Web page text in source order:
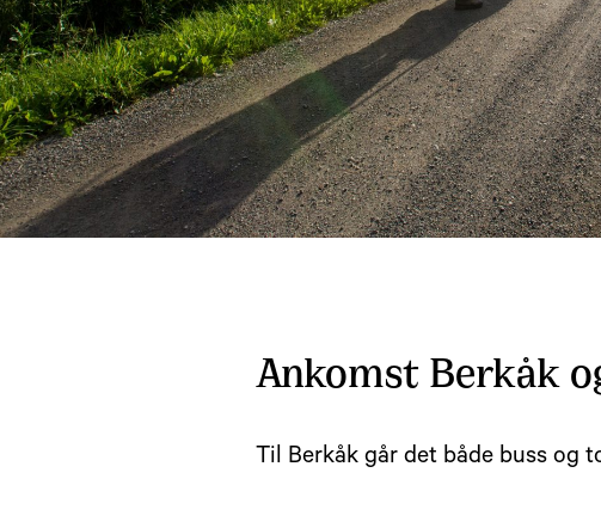
Ankomst Berkåk
Til Berkåk går det både buss og